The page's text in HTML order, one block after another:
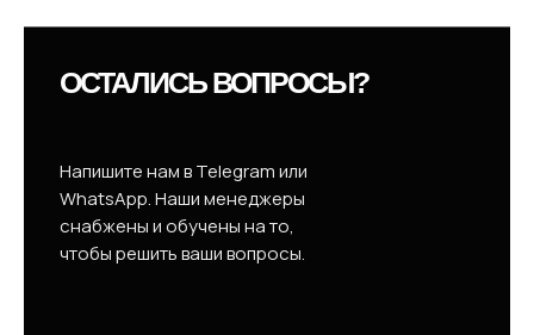
Напишите нам в Telegram или
WhatsApp. Наши менеджеры
снабжены и обучены на то,
чтобы решить ваши вопросы.
ОСТАЛИСЬ ВОПРОСЫ?